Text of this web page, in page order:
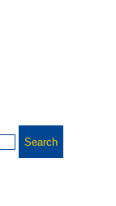
Search